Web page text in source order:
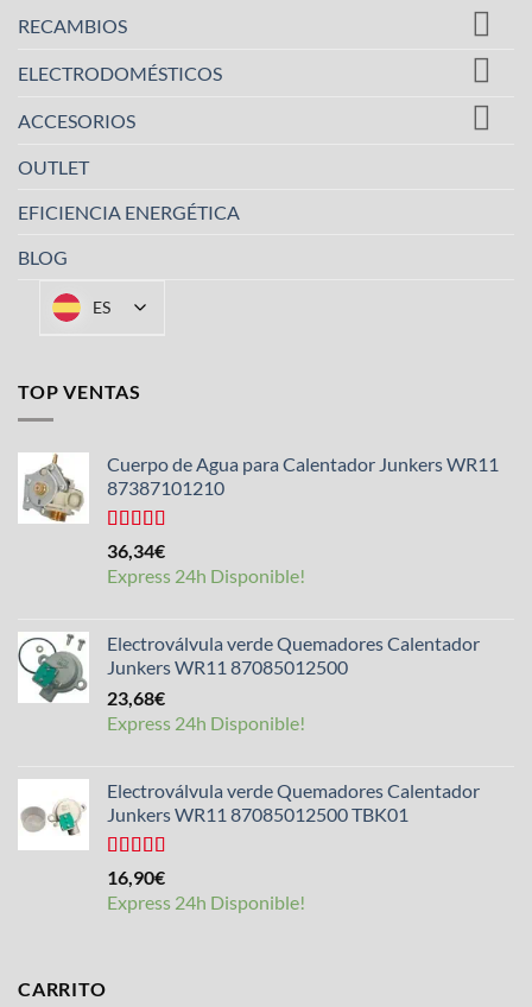
RECAMBIOS
ELECTRODOMÉSTICOS
ACCESORIOS
OUTLET
EFICIENCIA ENERGÉTICA
BLOG
ES
TOP VENTAS
Cuerpo de Agua para Calentador Junkers WR11
87387101210
Valorado
con
de 5
36,34€
Express 24h Disponible!
Electroválvula verde Quemadores Calentador
Junkers WR11 87085012500
23,68€
Express 24h Disponible!
Electroválvula verde Quemadores Calentador
Junkers WR11 87085012500 TBK01
Valorado
con
de 5
16,90€
Express 24h Disponible!
CARRITO